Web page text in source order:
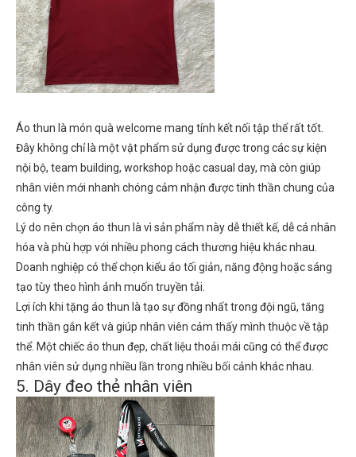
Áo thun là món quà welcome mang tính kết nối tập thể rất tốt.
Đây không chỉ là một vật phẩm sử dụng được trong các sự kiện
nội bộ, team building, workshop hoặc casual day, mà còn giúp
nhân viên mới nhanh chóng cảm nhận được tinh thần chung của
công ty.
Lý do nên chọn áo thun là vì sản phẩm này dễ thiết kế, dễ cá nhân
hóa và phù hợp với nhiều phong cách thương hiệu khác nhau.
Doanh nghiệp có thể chọn kiểu áo tối giản, năng động hoặc sáng
tạo tùy theo hình ảnh muốn truyền tải.
Lợi ích khi tặng áo thun là tạo sự đồng nhất trong đội ngũ, tăng
tinh thần gắn kết và giúp nhân viên cảm thấy mình thuộc về tập
thể. Một chiếc áo thun đẹp, chất liệu thoải mái cũng có thể được
nhân viên sử dụng nhiều lần trong nhiều bối cảnh khác nhau.
5. Dây đeo thẻ nhân viên